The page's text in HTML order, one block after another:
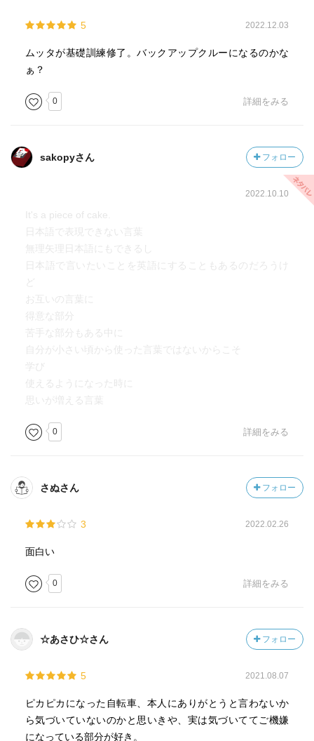
5 2022.12.03
ムッタが基礎訓練修了。バックアップクルーになるのかな
ぁ？
0 詳細をみる
sakopyさん フォロー
2022.10.10
It's a piece of cake.
日本語で表現できない言葉
無理矢理日本語にもできるし
日本語で言いたいことを英語にすることもあるのだろうけ
ど
お互いの言葉に
得意な部分
苦手な部分もある中に
自分が小さい頃から使った言葉ではないからこそ
学び
使えるようになった時に
思いが増える言葉
0 詳細をみる
さぬさん フォロー
3 2022.02.26
面白い
0 詳細をみる
☆あさひ☆さん フォロー
5 2021.08.07
ピカピカになった自転車、本人にありがとうと言わないか
ら気づいていないのかと思いきや、実は気づいててご機嫌
になっている部分が好き。